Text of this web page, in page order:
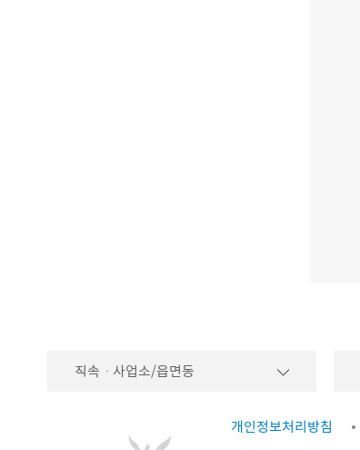
직속ㆍ사업소/읍면동
개인정보처리방침